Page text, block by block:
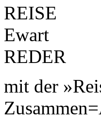
mit der